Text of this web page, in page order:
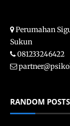
Perumahan
Sukun
081233246422
RANDOM POSTS